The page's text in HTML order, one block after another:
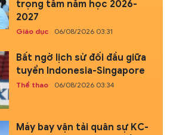
trọng tâm năm học 2026-
2027
Giáo dục 06/08/2026 03:31
Bất ngờ lịch sử đối đầu giữa
tuyển Indonesia-Singapore
Thể thao 06/08/2026 03:34
Máy bay vận tải quân sự KC-